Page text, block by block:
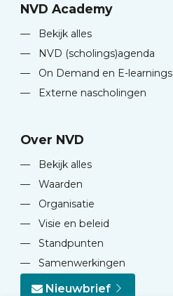
NVD Academy
—
Bekijk alles
—
NVD (scholings)agenda
—
On Demand en E-learnings
—
Externe nascholingen
Over NVD
—
Bekijk alles
—
Waarden
—
Organisatie
—
Visie en beleid
—
Standpunten
—
Samenwerkingen
Nieuwbrief